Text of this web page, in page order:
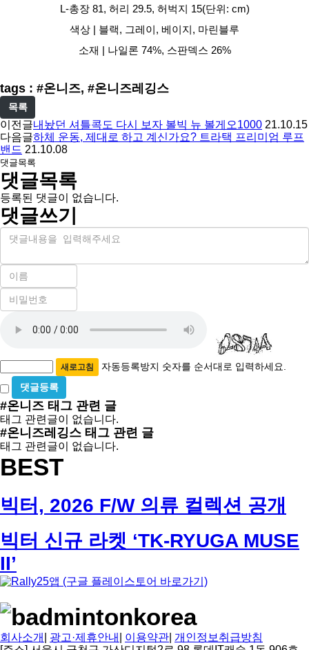
L-총장 81, 허리 29.5, 허벅지 15(단위: cm)
색상 | 블랙, 그레이, 베이지, 마린블루
소재 | 나일론 74%, 스판덱스 26%
tags : #온니즈, #온니즈레깅스
목록
이전글내놨던 셔틀콕도 다시 보자 볼빅 뉴 볼게오1000 21.10.15
다음글하체 운동, 제대로 하고 계신가요? 트라택 프리미엄 루프
밴드 21.10.08
댓글목록
댓글목록
등록된 댓글이 없습니다.
댓글쓰기
내
이
필
수
비
밀
방
지
새로고침 자동등록방지 숫자를 순서대로 입력하세요.
비
밀
글
사
용
#온니즈 태그 관련 글
태그 관련글이 없습니다.
#온니즈레깅스 태그 관련 글
태그 관련글이 없습니다.
BEST
빅터, 2026 F/W 의류 컬렉션 공개
빅터 신규 라켓 ‘TK-RYUGA MUSE
II’
회사소개 광고·제휴안내 이용약관 개인정보취급방침